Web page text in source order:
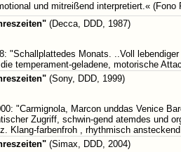
und mitreißend interpretiert.« (Fono
(Decca, DDD, 1987)
"Schallplattedes Monats. ..Voll
temperament-geladene, motorische
(Sony, DDD, 1999)
"Carmignola, Marcon unddas Venice
Zugriff, schwin-gend atemdes und
Klang-farbenfroh , rhythmisch
(Simax, DDD, 2004)